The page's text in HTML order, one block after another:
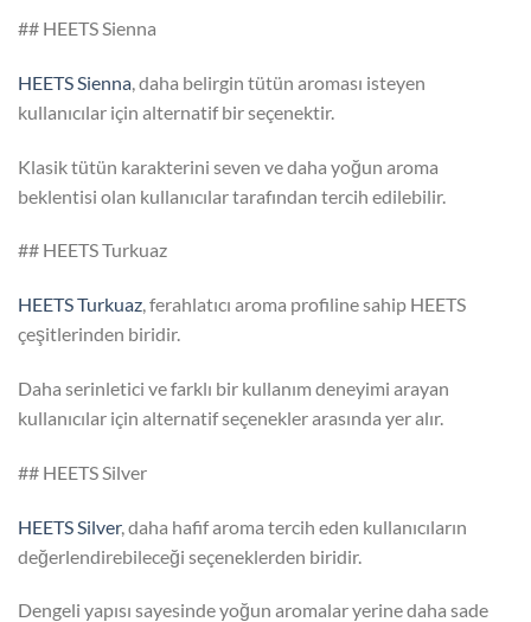
## HEETS Sienna
HEETS Sienna, daha belirgin tütün aroması isteyen
kullanıcılar için alternatif bir seçenektir.
Klasik tütün karakterini seven ve daha yoğun aroma
beklentisi olan kullanıcılar tarafından tercih edilebilir.
## HEETS Turkuaz
HEETS Turkuaz, ferahlatıcı aroma profiline sahip HEETS
çeşitlerinden biridir.
Daha serinletici ve farklı bir kullanım deneyimi arayan
kullanıcılar için alternatif seçenekler arasında yer alır.
## HEETS Silver
HEETS Silver, daha hafif aroma tercih eden kullanıcıların
değerlendirebileceği seçeneklerden biridir.
Dengeli yapısı sayesinde yoğun aromalar yerine daha sade